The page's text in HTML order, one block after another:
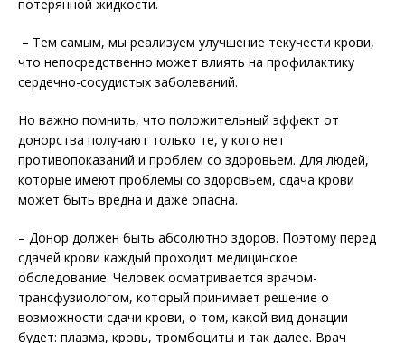
потерянной жидкости.
– Тем самым, мы реализуем улучшение текучести крови,
что непосредственно может влиять на профилактику
сердечно-сосудистых заболеваний.
Но важно помнить, что положительный эффект от
донорства получают только те, у кого нет
противопоказаний и проблем со здоровьем. Для людей,
которые имеют проблемы со здоровьем, сдача крови
может быть вредна и даже опасна.
– Донор должен быть абсолютно здоров. Поэтому перед
сдачей крови каждый проходит медицинское
обследование. Человек осматривается врачом-
трансфузиологом, который принимает решение о
возможности сдачи крови, о том, какой вид донации
будет: плазма, кровь, тромбоциты и так далее. Врач